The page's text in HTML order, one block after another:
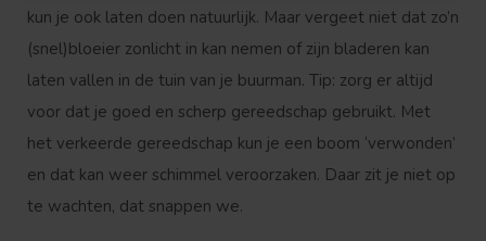
kun je ook laten doen natuurlijk. Maar vergeet niet dat zo’n
(snel)bloeier zonlicht in kan nemen of zijn bladeren kan
laten vallen in de tuin van je buurman. Tip: zorg er altijd
voor dat je goed en scherp gereedschap gebruikt. Met
het verkeerde gereedschap kun je een boom ‘verwonden’
en dat kan weer schimmel veroorzaken. Daar zit je niet op
te wachten, dat snappen we.